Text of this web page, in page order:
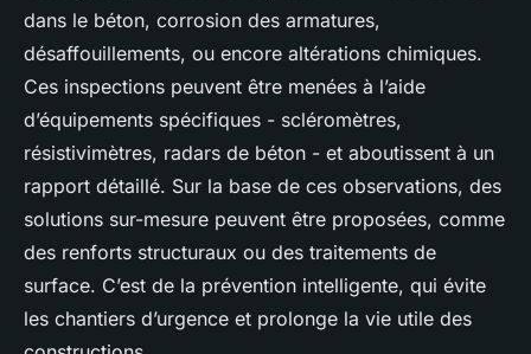
dans le béton, corrosion des armatures,
désaffouillements, ou encore altérations chimiques.
Ces inspections peuvent être menées à l’aide
d’équipements spécifiques - scléromètres,
résistivimètres, radars de béton - et aboutissent à un
rapport détaillé. Sur la base de ces observations, des
solutions sur-mesure peuvent être proposées, comme
des renforts structuraux ou des traitements de
surface. C’est de la prévention intelligente, qui évite
les chantiers d’urgence et prolonge la vie utile des